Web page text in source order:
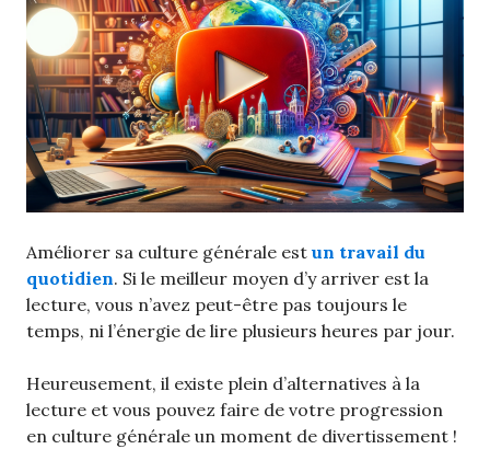
Améliorer sa culture générale estun travail du
quotidien. Si le meilleur moyen d’y arriver est la
lecture, vous n’avez peut-être pas toujours le
temps, ni l’énergie de lire plusieurs heures par jour.
Heureusement, il existe plein d’alternatives à la
lecture et vous pouvez faire de votre progression
en culture générale un moment de divertissement !